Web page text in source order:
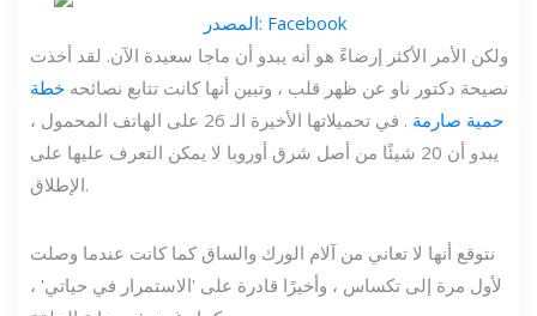
المصدر: Facebook
ولكن الأمر الأكثر إرضاءً هو أنه يبدو أن ماجا سعيدة الآن. لقد أخذت
نصيحة دكتور ناو عن ظهر قلب ، وتبين أنها كانت تتابع نصائحه خطة
حمية صارمة
. في تحميلاتها الأخيرة الـ 26 على الهاتف المحمول ،
يبدو أن 20 شيئًا من أصل شرق أوروبا لا يمكن التعرف عليها على
الإطلاق.
نتوقع أنها لا تعاني من آلام الورك والساق كما كانت عندما وصلت
لأول مرة إلى تكساس ، وأخيرًا قادرة على 'الاستمرار في حياتي' ،